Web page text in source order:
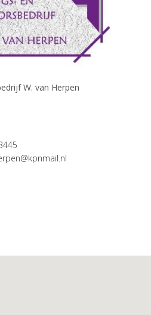
W. van Herpen